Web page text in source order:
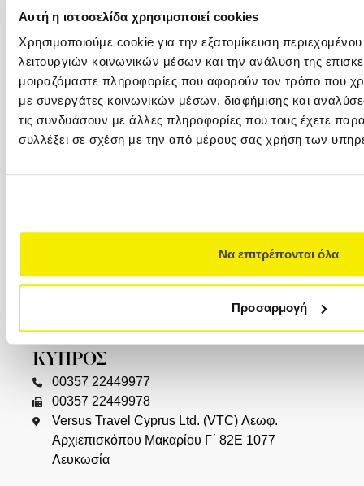
Αυτή η ιστοσελίδα χρησιμοποιεί cookies
Χρησιμοποιούμε cookie για την εξατομίκευση
λειτουργιών κοινωνικών μέσων και την ανάλυση της
μοιραζόμαστε πληροφορίες που αφορούν τον τρόπο που
με συνεργάτες κοινωνικών μέσων, διαφήμισης και
τις συνδυάσουν με άλλες πληροφορίες που τους έχετε
συλλέξει σε σχέση με την από μέρους σας χρήση των
Να επιτρέπονται όλα
Προσαρμογή
ΑΘΗΝΑ – ΚΕΝΤΡΙΚΑ ΓΡΑΦΕΙΑ
+30 210 32 32 800
+30 210 32 32 450
Φιλελλήνων 7, Σύνταγμα, 105 57 (1ος όροφος)
info@versus-travel.gr
ΓΛΥΦΑΔΑ
+30 216 800 4346
ΘΕΣΣΑΛΟΝΙΚΗ
+30 2310 23 0777
Αριστοτέλους), 546 24, (2ος όροφος)
ΚΥΠΡΟΣ
00357 22449977
00357 22449978
Versus Travel Cyprus Ltd. (VTC) Λεωφ.
Αρχιεπισκόπου Μακαρίου Γ΄ 82Ε 1077
Λευκωσία